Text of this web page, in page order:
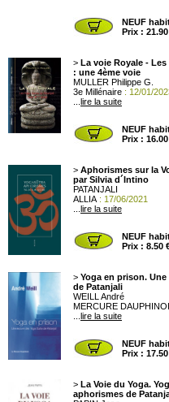
NEUF
Prix :
> La voie Royale -
: une 4ème voie
MULLER Philippe G.
3e Millénaire : 12/01/
lire la suite
NEUF
Prix :
> Aphorismes sur la
par Silvia d´Intino
PATANJALI
ALLIA : 17/06/2021
lire la suite
NEUF
Prix : 8.50
> Yoga en prison.
de Patanjali
WEILL André
MERCURE
lire la suite
NEUF
Prix :
> La Voie du Yoga.
aphorismes de